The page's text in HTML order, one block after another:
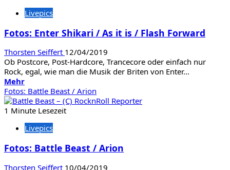
Livepics
Fotos: Enter Shikari / As it is / Flash Forward
Thorsten Seiffert 12/04/2019
Ob Postcore, Post-Hardcore, Trancecore oder einfach nur
Rock, egal, wie man die Musik der Briten von Enter...
MehrMehr
Informationen
über
Fotos:
Shikari
As
Fotos: Battle Beast / Arion
1 Minute Lesezeit
Livepics
Fotos: Battle Beast / Arion
Thorsten Seiffert 10/04/2019